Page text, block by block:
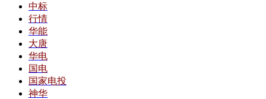
中标
行情
华能
大唐
华电
国电
国家电投
神华